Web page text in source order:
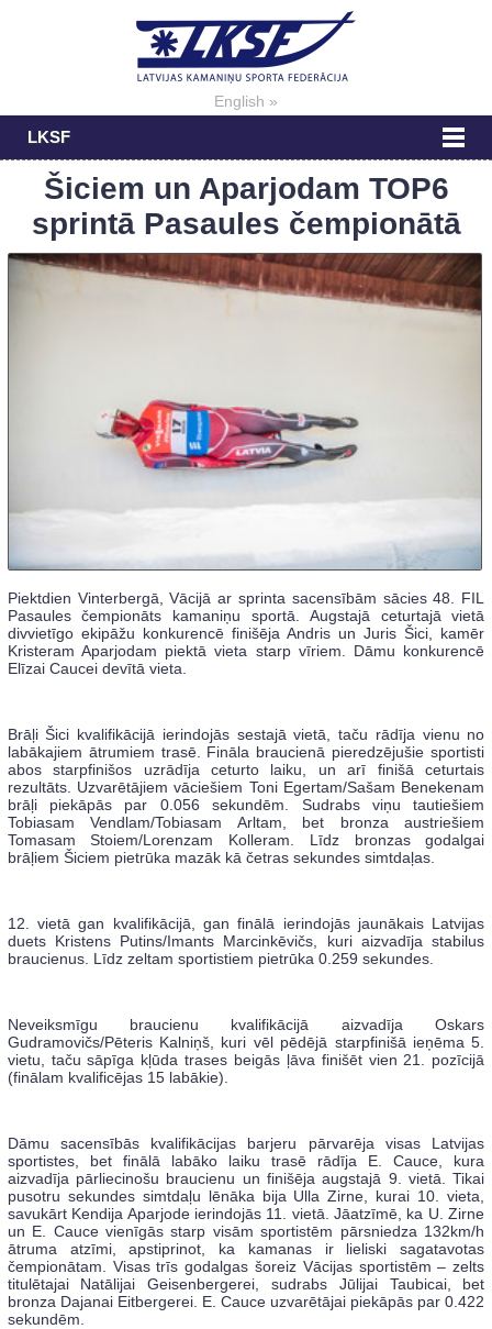
English »
LKSF
Šiciem un Aparjodam TOP6
sprintā Pasaules čempionātā
Piektdien Vinterbergā, Vācijā ar sprinta sacensībām sācies 48. FIL
Pasaules čempionāts kamaniņu sportā. Augstajā ceturtajā vietā
divvietīgo ekipāžu konkurencē finišēja Andris un Juris Šici, kamēr
Kristeram Aparjodam piektā vieta starp vīriem. Dāmu konkurencē
Elīzai Caucei devītā vieta.
Brāļi Šici kvalifikācijā ierindojās sestajā vietā, taču rādīja vienu no
labākajiem ātrumiem trasē. Fināla braucienā pieredzējušie sportisti
abos starpfinišos uzrādīja ceturto laiku, un arī finišā ceturtais
rezultāts. Uzvarētājiem vāciešiem Toni Egertam/Sašam Benekenam
brāļi piekāpās par 0.056 sekundēm. Sudrabs viņu tautiešiem
Tobiasam Vendlam/Tobiasam Arltam, bet bronza austriešiem
Tomasam Stoiem/Lorenzam Kolleram. Līdz bronzas godalgai
brāļiem Šiciem pietrūka mazāk kā četras sekundes simtdaļas.
12. vietā gan kvalifikācijā, gan finālā ierindojās jaunākais Latvijas
duets Kristens Putins/Imants Marcinkēvičs, kuri aizvadīja stabilus
braucienus. Līdz zeltam sportistiem pietrūka 0.259 sekundes.
Neveiksmīgu braucienu kvalifikācijā aizvadīja Oskars
Gudramovičs/Pēteris Kalniņš, kuri vēl pēdējā starpfinišā ieņēma 5.
vietu, taču sāpīga kļūda trases beigās ļāva finišēt vien 21. pozīcijā
(finālam kvalificējas 15 labākie).
Dāmu sacensībās kvalifikācijas barjeru pārvarēja visas Latvijas
sportistes, bet finālā labāko laiku trasē rādīja E. Cauce, kura
aizvadīja pārliecinošu braucienu un finišēja augstajā 9. vietā. Tikai
pusotru sekundes simtdaļu lēnāka bija Ulla Zirne, kurai 10. vieta,
savukārt Kendija Aparjode ierindojās 11. vietā. Jāatzīmē, ka U. Zirne
un E. Cauce vienīgās starp visām sportistēm pārsniedza 132km/h
ātruma atzīmi, apstiprinot, ka kamanas ir lieliski sagatavotas
čempionātam. Visas trīs godalgas šoreiz Vācijas sportistēm – zelts
titulētajai Natālijai Geisenbergerei, sudrabs Jūlijai Taubicai, bet
bronza Dajanai Eitbergerei. E. Cauce uzvarētājai piekāpās par 0.422
sekundēm.